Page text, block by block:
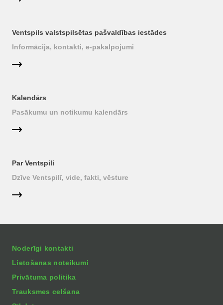
Ventspils valstspilsētas pašvaldības iestādes
Informācija, kontakti, e-pakalpojumi
Kalendārs
Pasākumu un notikumu kalendārs
Par Ventspili
Dzīve Ventspilī, vide, fakti, vēsture
Noderīgi kontakti
Lietošanas noteikumi
Privātuma politika
Trauksmes celšana